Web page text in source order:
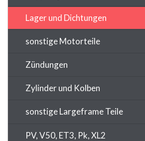
Lager und Dichtungen
sonstige Motorteile
Zündungen
Zylinder und Kolben
sonstige Largeframe Teile
PV, V50, ET3, Pk, XL2